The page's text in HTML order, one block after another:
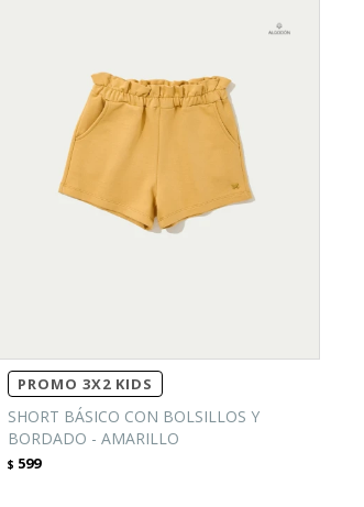
PROMO 3X2 KIDS
SHORT BÁSICO CON BOLSILLOS Y
BORDADO - AMARILLO
$ 599